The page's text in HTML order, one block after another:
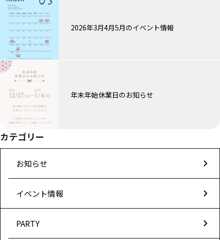
2026年3月4月5月のイベント情報
年末年始休業日のお知らせ
カテゴリー
お知らせ
イベント情報
PARTY